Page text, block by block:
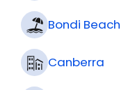
Bondi Beach
Canberra